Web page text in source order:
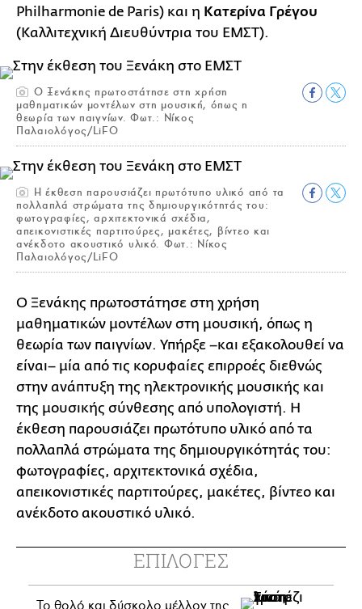
Philharmonie de Paris) και η Kατερίνα Γρέγου
(Καλλιτεχνική Διευθύντρια του EMΣΤ).
Ο Ξενάκης πρωτοστάτησε στη χρήση
μαθηματικών μοντέλων στη μουσική, όπως η
θεωρία των παιγνίων. Φωτ.: Νίκος
Παλαιολόγος/LiFO
Η έκθεση παρουσιάζει πρωτότυπο υλικό από τα
πολλαπλά στρώματα της δημιουργικότητάς του:
φωτογραφίες, αρχιτεκτονικά σχέδια,
απεικονιστικές παρτιτούρες, μακέτες, βίντεο και
ανέκδοτο ακουστικό υλικό. Φωτ.: Νίκος
Παλαιολόγος/LiFO
Ο Ξενάκης πρωτοστάτησε στη χρήση
μαθηματικών μοντέλων στη μουσική, όπως η
θεωρία των παιγνίων. Υπήρξε –και εξακολουθεί να
είναι– μία από τις κορυφαίες επιρροές διεθνώς
στην ανάπτυξη της ηλεκτρονικής μουσικής και
της μουσικής σύνθεσης από υπολογιστή. Η
έκθεση παρουσιάζει πρωτότυπο υλικό από τα
πολλαπλά στρώματα της δημιουργικότητάς του:
φωτογραφίες, αρχιτεκτονικά σχέδια,
απεικονιστικές παρτιτούρες, μακέτες, βίντεο και
ανέκδοτο ακουστικό υλικό.
ΕΠΙΛΟΓΕΣ
Το θολό και δύσκολο μέλλον της